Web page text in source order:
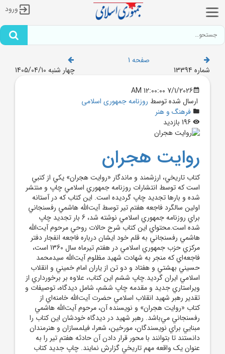
ورود
صفحه 1
شماره 13394
چهار شنبه 1405/04/10
7/1/2026 12:00:00 AM
ارسال شده توسط روزنامه جمهوری اسلامی
فرهنگ و هنر
روايت هجران
کتاب تاريخي، ارزشمند و ماندگار «روايت هجران» يکي از کتبي
است که توسط انتشارات روزنامه جمهوري اسلامي چاپ و منتشر
شده و بارها تجديد چاپ گرديده است. اين کتاب که در آستانه
اولين سالگرد فاجعه هفتم تير توسط آيت‌الله هاشمي رفسنجاني
براي روزنامه جمهوري اسلامي نوشته شد، 6 بار تجديد چاپ
شده است.محتواي اين کتاب شرح حالات روحي مرحوم آيت‌الله
هاشمي رفسنجاني به قلم خود ايشان درباره فاجعه انفجار دفتر
مرکزي حزب جمهوري اسلامي در هفتم تيرماه سال 1360 است،
فاجعه‌اي که منجر به شهادت شهيد مظلوم آيت‌الله سيدمحمد
حسيني بهشتي و هفتاد و دو تن از ياران امام خميني و انقلاب
اسلامي ايران گرديد.چاپ ششم اين کتاب، علاوه بر برخورداري از
ويراستاري جديد و مقدمه چاپ ششم، شامل ديدگاه، توصيفات و
تقدير رهبر شهيد انقلاب اسلامي حضرت آيت‌الله خامنه‌اي از
کتاب «روايت هجران» و نويسنده آن، مرحوم آيت‌الله هاشمي
رفسنجاني مي‌باشد. رهبر شهيد در ديدگاه خودشان اين کتاب را
مبنايي براي نويسندگان، مورخين، شعرا، فيلمسازان و هنرمندان
دانستند تا بتوانند با محور قرار دادن آن حادثه هفتم تير را به
عنوان يک واقعه مهم تاريخي گزارش نمايند. چاپ جديد کتاب